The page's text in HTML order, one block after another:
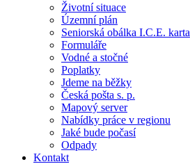
Životní situace
Územní plán
Seniorská obálka I.C.E. karta
Formuláře
Vodné a stočné
Poplatky
Jdeme na běžky
Česká pošta s. p.
Mapový server
Nabídky práce v regionu
Jaké bude počasí
Odpady
Kontakt